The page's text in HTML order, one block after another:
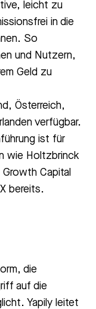
leicht zu
in die
So
und Nutzern,
Geld zu
Österreich,
verfügbar.
ist für
wie Holtzbrinck
Capital
bereits.
die
auf die
Yapily leitet